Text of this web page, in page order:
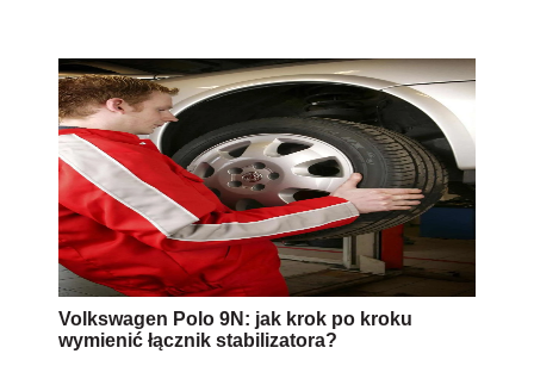
Volkswagen Polo 9N: jak krok po kroku
wymienić łącznik stabilizatora?